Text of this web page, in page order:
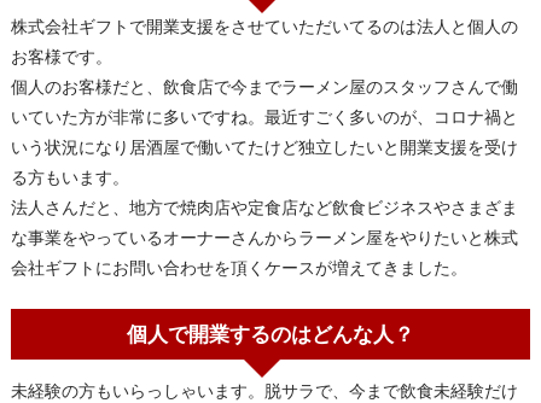
株式会社ギフトで開業支援をさせていただいてるのは法人と個人の
お客様です。
個人のお客様だと、飲食店で今までラーメン屋のスタッフさんで働
いていた方が非常に多いですね。最近すごく多いのが、コロナ禍と
いう状況になり居酒屋で働いてたけど独立したいと開業支援を受け
る方もいます。
法人さんだと、地方で焼肉店や定食店など飲食ビジネスやさまざま
な事業をやっているオーナーさんからラーメン屋をやりたいと株式
会社ギフトにお問い合わせを頂くケースが増えてきました。
個人で開業するのはどんな人？
未経験の方もいらっしゃいます。脱サラで、今まで飲食未経験だけ